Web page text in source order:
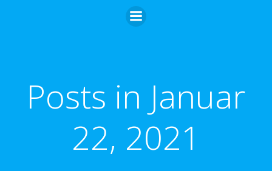
Zum
Inhalt
Posts in Januar
22, 2021